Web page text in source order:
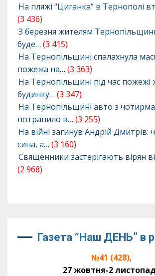
На пляжі “Циганка” в Тернополі
(3 436)
З березня жителям
буде… (3 415)
На Тернопільщині спалахнула
пожежа на… (3 363)
На Тернопільщині під час пожежі
будинку… (3 347)
На Тернопільщині авто з
потрапило в… (3 255)
На війні загинув Андрій Дмитрів:
сина, а… (3 160)
Священники застерігають вірян
(2 968)
Газета “Наш ДЕНЬ” в
№41 (428),
27 жовтня-2